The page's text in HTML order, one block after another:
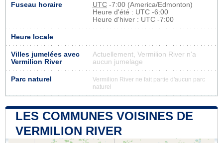
Fuseau horaire UTC -7:00 (America/Edmonton)
Heure d'été : UTC -6:00
Heure d'hiver : UTC -7:00
Heure locale
Villes jumelées avec
Vermilion River
Actuellement, Vermilion River n'a
aucun jumelage
Parc naturel
Vermilion River ne fait partie d'aucun parc
naturel
LES COMMUNES VOISINES DE
VERMILION RIVER